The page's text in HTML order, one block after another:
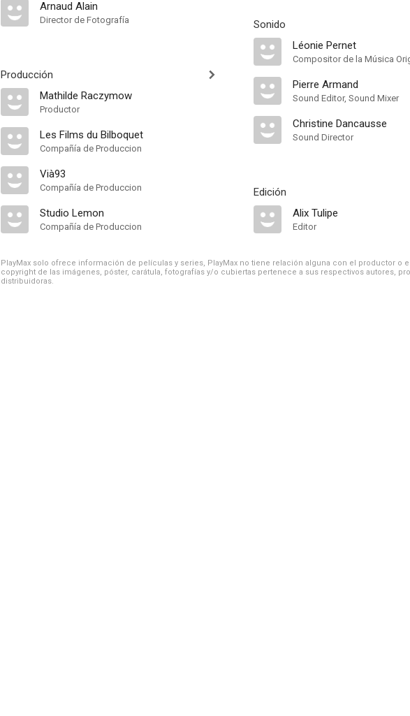
Arnaud Alain
Director de Fotografía
Producción
Mathilde Raczymow
Productor
Les Films du Bilboquet
Compañía de Produccion
Vià93
Compañía de Produccion
Studio Lemon
Compañía de Produccion
Sonido
Léonie Pernet
Compositor de la Música
Pierre Armand
Sound Editor, Sound Mixer
Christine Dancausse
Sound Director
Edición
Alix Tulipe
Editor
PlayMax solo ofrece información de películas y series, PlayMax no tiene relación alguna con el productor o
copyright de las imágenes, póster, carátula, fotografías y/o cubiertas pertenece a sus respectivos autores,
distribuidoras.